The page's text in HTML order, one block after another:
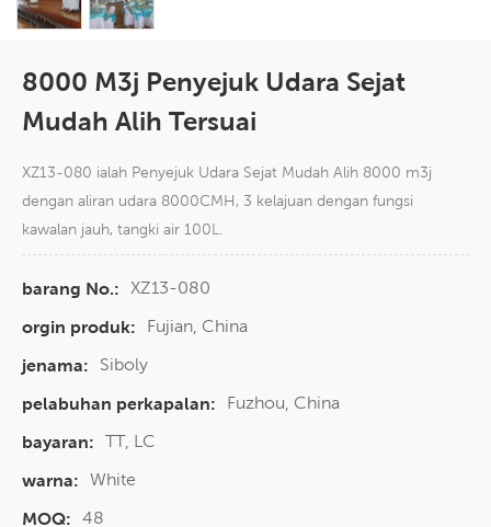
8000 M3j Penyejuk Udara Sejat
Mudah Alih Tersuai
XZ13-080 ialah Penyejuk Udara Sejat Mudah Alih 8000 m3j
dengan aliran udara 8000CMH, 3 kelajuan dengan fungsi
kawalan jauh, tangki air 100L.
barang No.: XZ13-080
orgin produk:
Fujian, China
jenama:
Siboly
pelabuhan perkapalan:
Fuzhou, China
bayaran: TT, LC
warna: White
MOQ: 48